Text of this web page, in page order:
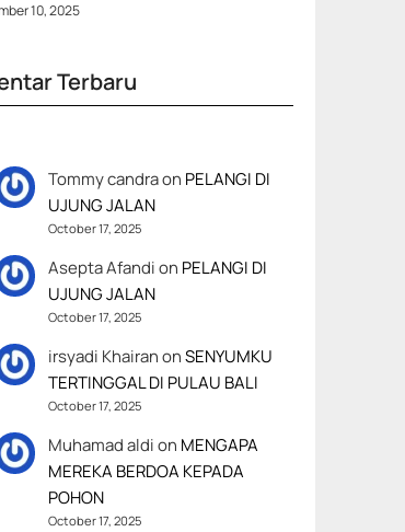
10, 2025
Terbaru
Tommy candraon PELANGI DI
UJUNG JALAN
October 17, 2025
Asepta Afandion PELANGI DI
UJUNG JALAN
October 17, 2025
irsyadi KhairanonSENYUMKU
TERTINGGAL DI PULAU BALI
October 17, 2025
Muhamad aldion MENGAPA
MEREKA BERDOA KEPADA
POHON
October 17, 2025